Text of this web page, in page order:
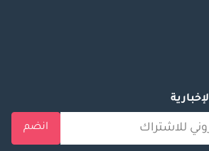
انضم